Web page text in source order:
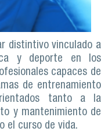
distintivo vinculado a
y deporte en los
capaces de
de entrenamiento
tanto a la
y mantenimiento de
el curso de vida.